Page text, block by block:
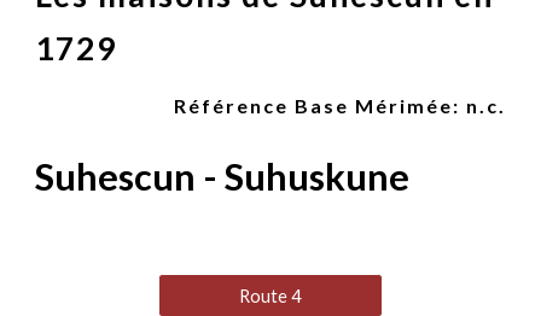
1729
Référence Base Mérimée: n.c.
Suhescun - Suhuskune
Route 4